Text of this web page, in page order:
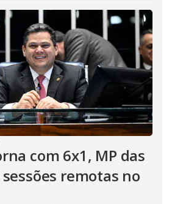
com 6x1, MP das
remotas no